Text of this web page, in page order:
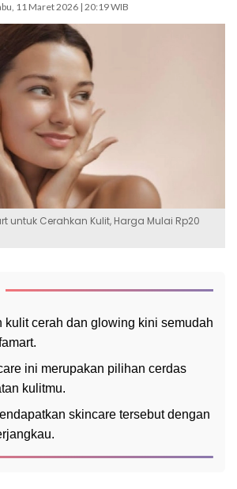
11 Maret 2026 | 20:19 WIB
untuk Cerahkan Kulit, Harga Mulai Rp20
kulit cerah dan glowing kini semudah
ini merupakan pilihan cerdas
kulitmu.
skincare tersebut dengan